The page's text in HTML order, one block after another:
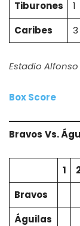
Tiburones
1
Caribes
3
Estadio
Box Score
Bravos Vs.
1
Bravos
Águilas